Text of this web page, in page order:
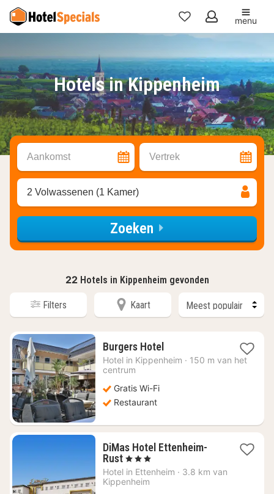
Mijn
menu
Hotels in Kippenheim
Aankomst Vertrek
2 Volwassenen (1 Kamer)
Zoeken
22 Hotels in Kippenheim gevonden
Filters Kaart
Burgers Hotel1
nacht
Hotel in Kippenheim · 150 m van het
centrum
Gratis Wi-Fi
Restaurant
DiMas Hotel Ettenheim-
Rust1
nacht
vanaf
, 3 Sterren
Hotel in Ettenheim · 3.8 km van
Kippenheim